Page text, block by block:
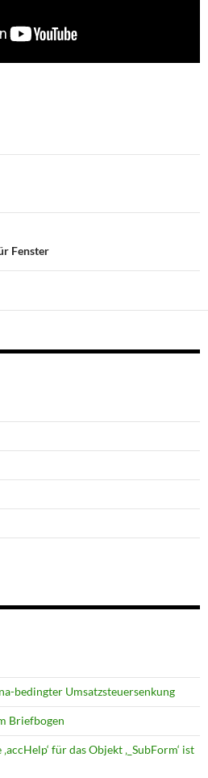
Fenster
bedingter Umsatz­steuer­senkung
Briefbogen
für das Objekt ‚_SubForm‘ ist